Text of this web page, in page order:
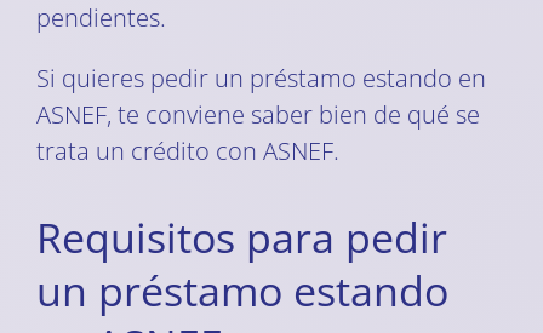
pendientes.
Si quieres pedir un préstamo estando en
ASNEF, te conviene saber bien de qué se
trata un crédito con ASNEF.
Requisitos para pedir
un préstamo estando